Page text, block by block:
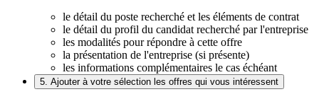
le détail du poste recherché et les éléments de contrat
le détail du profil du candidat recherché par l'entreprise
les modalités pour répondre à cette offre
la présentation de l'entreprise (si présente)
les informations complémentaires le cas échéant
5. Ajouter à votre sélection les offres qui vous intéressent